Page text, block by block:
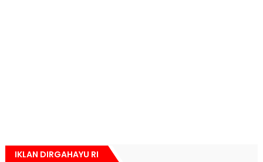
IKLAN DIRGAHAYU RI